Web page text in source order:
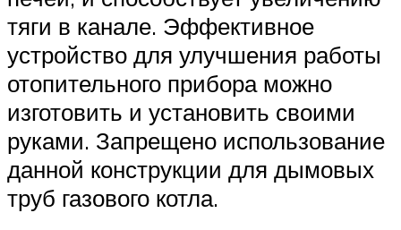
тяги в канале. Эффективное
устройство для улучшения работы
отопительного прибора можно
изготовить и установить своими
руками. Запрещено использование
данной конструкции для дымовых
труб газового котла.